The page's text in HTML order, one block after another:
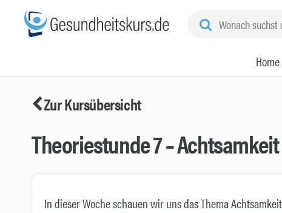
Home
Zur Kursübersicht
Theoriestunde 7 – Achtsamkeit
In dieser Woche schauen wir uns das Thema